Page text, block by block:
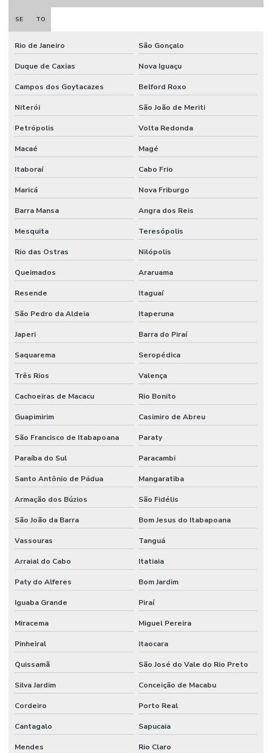
SE TO
Rio de Janeiro São Gonçalo
Duque de Caxias Nova Iguaçu
Campos dos Goytacazes Belford Roxo
Niterói São João de Meriti
Petrópolis Volta Redonda
Macaé Magé
Itaboraí Cabo Frio
Maricá Nova Friburgo
Barra Mansa Angra dos Reis
Mesquita Teresópolis
Rio das Ostras Nilópolis
Queimados Araruama
Resende Itaguaí
São Pedro da Aldeia Itaperuna
Japeri Barra do Piraí
Saquarema Seropédica
Três Rios Valença
Cachoeiras de Macacu Rio Bonito
Guapimirim Casimiro de Abreu
São Francisco de Itabapoana Paraty
Paraíba do Sul Paracambi
Santo Antônio de Pádua Mangaratiba
Armação dos Búzios São Fidélis
São João da Barra Bom Jesus do Itabapoana
Vassouras Tanguá
Arraial do Cabo Itatiaia
Paty do Alferes Bom Jardim
Iguaba Grande Piraí
Miracema Miguel Pereira
Pinheiral Itaocara
Quissamã São José do Vale do Rio Preto
Silva Jardim Conceição de Macabu
Cordeiro Porto Real
Cantagalo Sapucaia
Mendes Rio Claro